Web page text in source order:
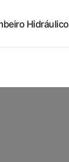
Hidráulico